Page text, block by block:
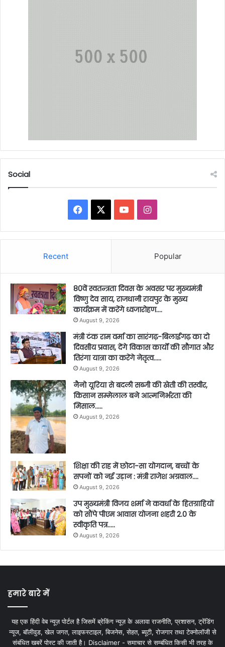
Social
Facebook YouTubeInstagram
Recent Popular
80वें स्वतन्त्रता दिवस के अवसर पर मुख्यमंत्री
विष्णु देव साय, राजधानी रायपुर के मुख्य
कार्यक्रम में करेंगे ध्वजारोहण….
August 9, 2026
मंत्री टंक राम वर्मा का सारंगढ़-बिलाईगढ़ का दो
दिवसीय प्रवास, देंगे विकास कार्यों की सौगात और
तिरंगा यात्रा का करेंगे नेतृत्व…..
August 9, 2026
नैनो यूरिया से बदली सब्जी की खेती की तस्वीर,
किसान सम्मेलाल बने आत्मनिर्भरता की
मिसाल…..
August 9, 2026
शिक्षा की राह में छोटा-सा योगदान, बच्चों के
सपनों को नई उड़ान : मंत्री राजेश अग्रवाल….
August 9, 2026
उप मुख्यमंत्री विजय शर्मा ने कवर्धा के हितग्राहियों
को सौंपे पीएम आवास योजना शहरी 2.0 के
स्वीकृति पत्र…..
August 9, 2026
हमारे बारे में
यह एक हिंदी वेब न्यूज़ पोर्टल है जिसमें ब्रेकिंग न्यूज़ के अलावा राजनीति, प्रशासन, ट्रेंडिंग
न्यूज, बॉलीवुड, खेल जगत, लाइफस्टाइल, बिजनेस, सेहत, ब्यूटी, रोजगार तथा टेक्नोलॉजी से
संबंधित खबरें पोस्ट की जाती है। Disclaimer - समाचार से सम्बंधित किसी भी तरह के